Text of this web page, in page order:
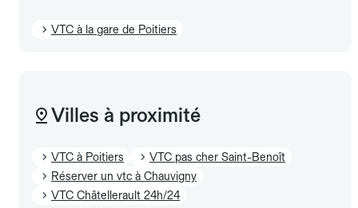
VTC à la gare de Poitiers
Villes à proximité
VTC à Poitiers
VTC pas cher Saint-Benoît
Réserver un vtc à Chauvigny
VTC Châtellerault 24h/24